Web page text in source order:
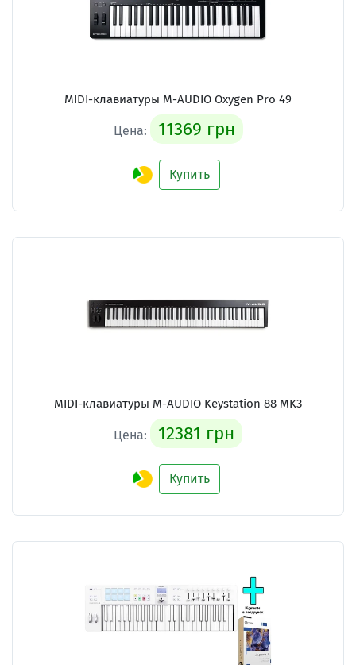
MIDI-клавиатуры M-AUDIO Oxygen Pro 49
Цена: 11369 грн
Купить
MIDI-клавиатуры M-AUDIO Keystation 88 MK3
Цена: 12381 грн
Купить